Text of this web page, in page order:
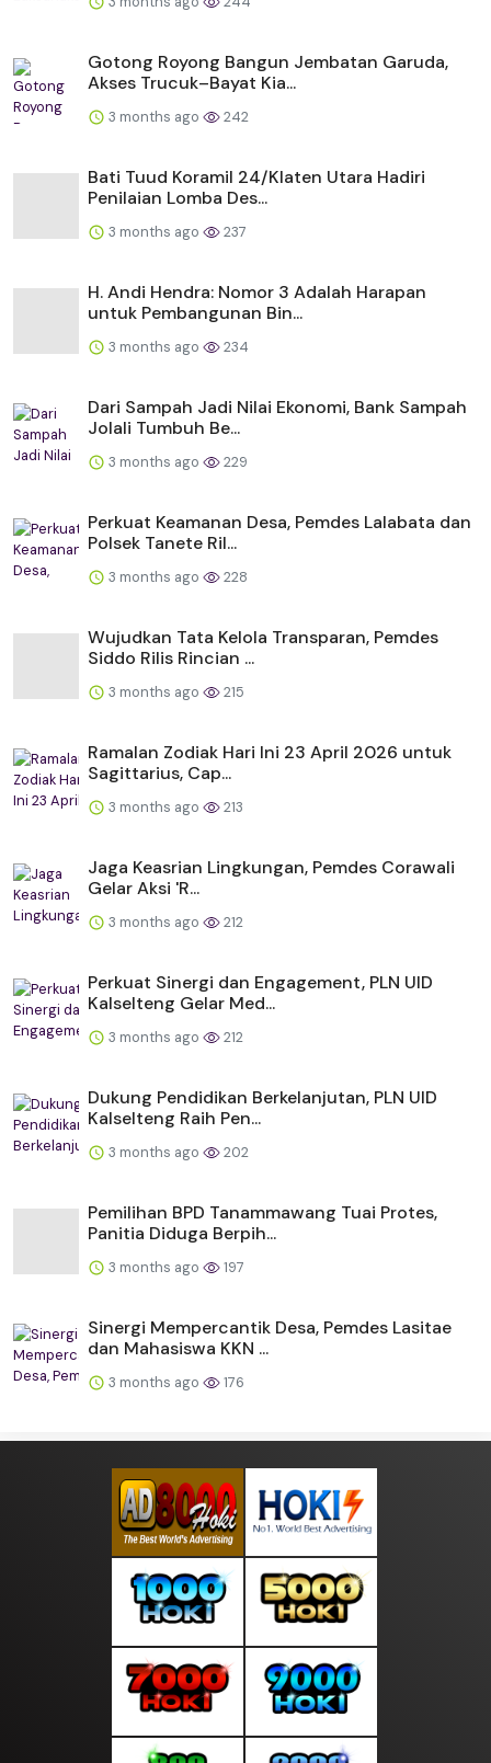
Gotong Royong Bangun Jembatan Garuda,
Akses Trucuk–Bayat Kia...
3 months ago 242
Bati Tuud Koramil 24/Klaten Utara Hadiri
Penilaian Lomba Des...
3 months ago 237
H. Andi Hendra: Nomor 3 Adalah Harapan
untuk Pembangunan Bin...
3 months ago 234
Dari Sampah Jadi Nilai Ekonomi, Bank Sampah
Jolali Tumbuh Be...
3 months ago 229
Perkuat Keamanan Desa, Pemdes Lalabata dan
Polsek Tanete Ril...
3 months ago 228
Wujudkan Tata Kelola Transparan, Pemdes
Siddo Rilis Rincian ...
3 months ago 215
Ramalan Zodiak Hari Ini 23 April 2026 untuk
Sagittarius, Cap...
3 months ago 213
Jaga Keasrian Lingkungan, Pemdes Corawali
Gelar Aksi 'R...
3 months ago 212
Perkuat Sinergi dan Engagement, PLN UID
Kalselteng Gelar Med...
3 months ago 212
Dukung Pendidikan Berkelanjutan, PLN UID
Kalselteng Raih Pen...
3 months ago 202
Pemilihan BPD Tanammawang Tuai Protes,
Panitia Diduga Berpih...
3 months ago 197
Sinergi Mempercantik Desa, Pemdes Lasitae
dan Mahasiswa KKN ...
3 months ago 176